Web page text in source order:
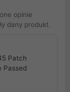
opinie
dany produkt.
Patch
Passed